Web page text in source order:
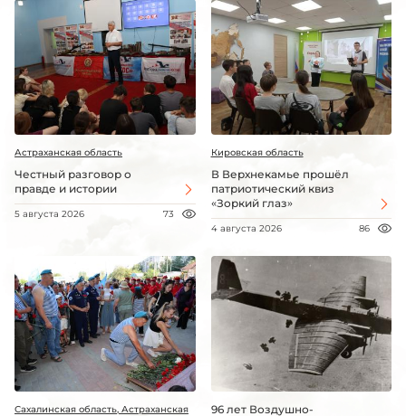
Астраханская область
Честный разговор о
правде и истории
5 августа 2026 73
Кировская область
В Верхнекамье прошёл
патриотический квиз
«Зоркий глаз»
4 августа 2026 86
Сахалинская область, Астраханская
96 лет Воздушно-